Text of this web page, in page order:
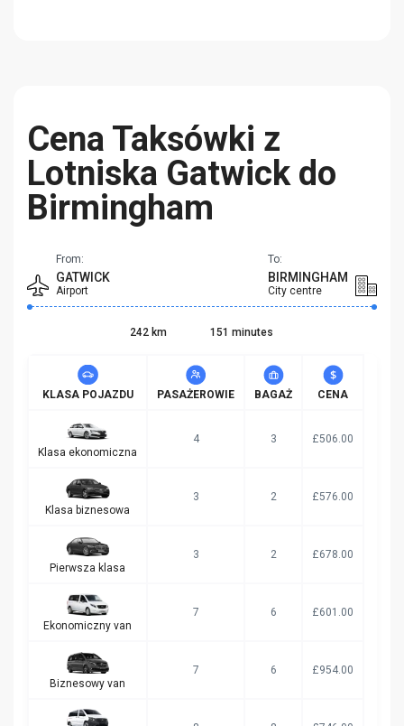
Cena Taksówki z
Lotniska Gatwick do
Birmingham
From:
GATWICK
Airport
To:
BIRMINGHAM
City centre
242 km 151 minutes
KLASA POJAZDU PASAŻEROWIE BAGAŻ CENA
Klasa ekonomiczna
4 3 £506.00
Klasa biznesowa
3 2 £576.00
Pierwsza klasa
3 2 £678.00
Ekonomiczny van
7 6 £601.00
Biznesowy van
7 6 £954.00